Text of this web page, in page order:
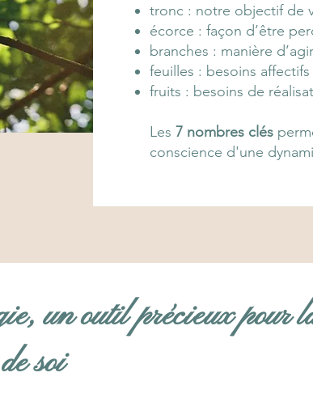
tronc : notre objectif de
écorce : façon d’être
branches : manière d’agir
feuilles : besoins affectifs
fruits : besoins de
Les 7 nombres clés
conscience d'une
un outil précieux pour
soi